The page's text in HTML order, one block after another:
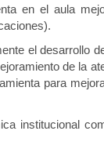
en el aula
el desarrollo
de la
para
institucional